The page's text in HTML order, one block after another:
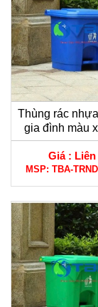
Thùng rác
gia đình màu
trời
Giá : Liên
MSP: TBA-